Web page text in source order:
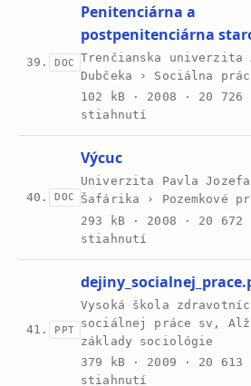
39. DOC
Penitenciárna a
postpenitenciárna
Trenčianska univerzita
Dubčeka › Sociálna
102 kB · 2008 · 20 726
stiahnutí
40. DOC
Výcuc
Univerzita Pavla Jozefa
Šafárika › Pozemkové
293 kB · 2008 · 20 672
stiahnutí
41. PPT
Vysoká škola
sociálnej práce sv,
základy sociológie
379 kB · 2009 · 20 613
stiahnutí